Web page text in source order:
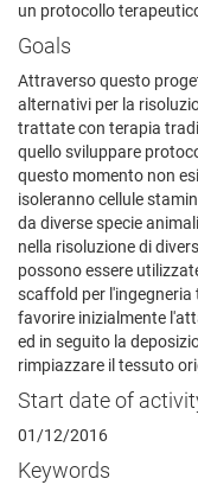
un protocollo
Goals
Attraverso questo
alternativi per la
trattate con terapia
quello sviluppare
questo momento non
isoleranno cellule
da diverse specie
nella risoluzione di
possono essere
scaffold per
favorire inizialmente
ed in seguito la
rimpiazzare il tessuto
Start date of
01/12/2016
Keywords